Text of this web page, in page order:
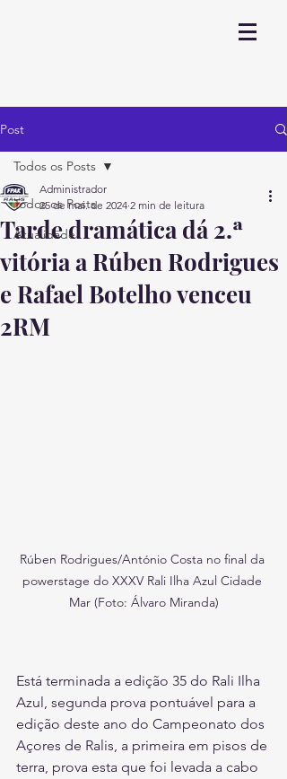
Post
Todos os Posts
Atualidade
Todos os Posts
Tarde dramática dá 2.ª
vitória a Rúben Rodrigues
e Rafael Botelho venceu
2RM
Administrador
25 de mai. de 2024 2 min de leitura
Rúben Rodrigues/António Costa no final da
powerstage do XXXV Rali Ilha Azul Cidade
Mar (Foto: Álvaro Miranda)
Está terminada a edição 35 do Rali Ilha
Azul, segunda prova pontuável para a
edição deste ano do Campeonato dos
Açores de Ralis, a primeira em pisos de
terra, prova esta que foi levada a cabo